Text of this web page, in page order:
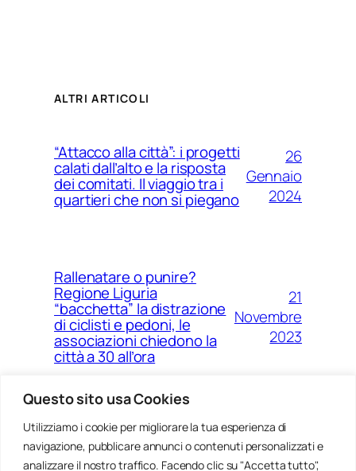
Questo sito usa Cookies
Utilizziamo i cookie per migliorare la tua esperienza di
navigazione, pubblicare annunci o contenuti personalizzati e
analizzare il nostro traffico. Facendo clic su "Accetta tutto",
ALTRI ARTICOLI
“Attacco alla città”: i progetti
calati dall’alto e la risposta
dei comitati. Il viaggio tra i
quartieri che non si piegano
26
Gennaio
2024
Rallenatare o punire?
Regione Liguria
“bacchetta” la distrazione
di ciclisti e pedoni, le
associazioni chiedono la
città a 30 all’ora
21
Novembre
2023
Ponte Morandi e quell’anno
zero che non è mai arrivato a
Genova
Agosto